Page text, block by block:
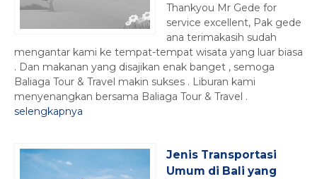
Thankyou Mr Gede for
service excellent, Pak gede
ana terimakasih sudah
mengantar kami ke tempat-tempat wisata yang luar biasa
. Dan makanan yang disajikan enak banget , semoga
Baliaga Tour & Travel makin sukses . Liburan kami
menyenangkan bersama Baliaga Tour & Travel .
selengkapnya
Jenis Transportasi
Umum di Bali yang